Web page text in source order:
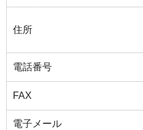
住所
電話番号
FAX
電子メール